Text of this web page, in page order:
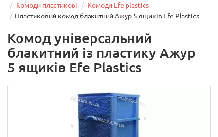
Комоди пластикові
Комоди Efe plastics
Пластиковий комод блакитний Ажур 5 ящиків Efe Plastics
Комод універсальний
блакитний із пластику Ажур
5 ящиків Efe Plastics